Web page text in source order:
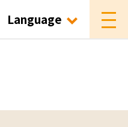
Language